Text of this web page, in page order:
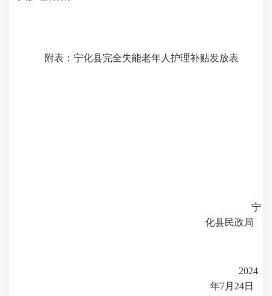
附表 ： 宁化县完全失能老年人护理补贴发放表
宁
化县民政局
2024
年7月 24日